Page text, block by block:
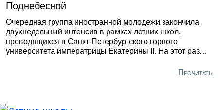
Поднебесной
Очередная группа иностранной молодежи закончила
двухнедельный интенсив в рамках летних школ,
проводящихся в Санкт-Петербургского горного
университета императрицы Екатерины II. На этот раз
университета горного дела и технологий городаПрочитать